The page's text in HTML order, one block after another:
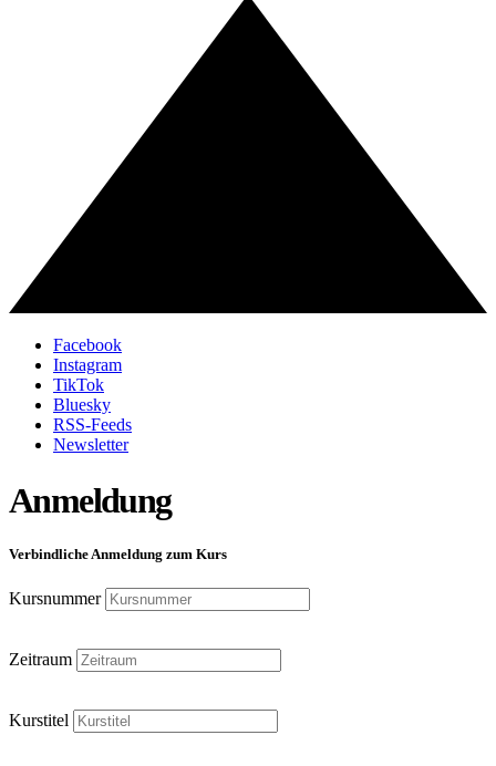
Facebook
Instagram
TikTok
Bluesky
RSS-Feeds
Newsletter
Anmeldung
Verbindliche Anmeldung zum Kurs
Kursnummer
Zeitraum
Kurstitel